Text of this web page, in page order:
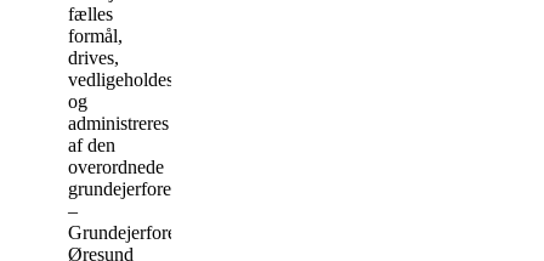
fælles
formål,
drives,
vedligeholdes
og
administreres
af den
overordnede
grundejerforening
–
Grundejerforeningen
Øresund